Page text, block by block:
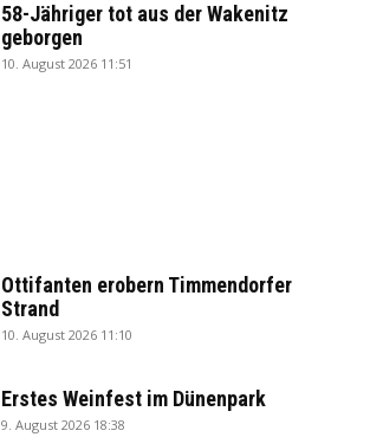
58-Jähriger tot aus der Wakenitz
geborgen
10. August 2026 11:51
Ottifanten erobern Timmendorfer
Strand
10. August 2026 11:10
Erstes Weinfest im Dünenpark
9. August 2026 18:38